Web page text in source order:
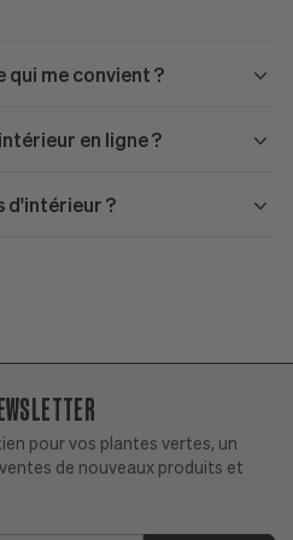
qui me convient ?
en ligne ?
d'intérieur ?
pour vos plantes vertes, un
de nouveaux produits et